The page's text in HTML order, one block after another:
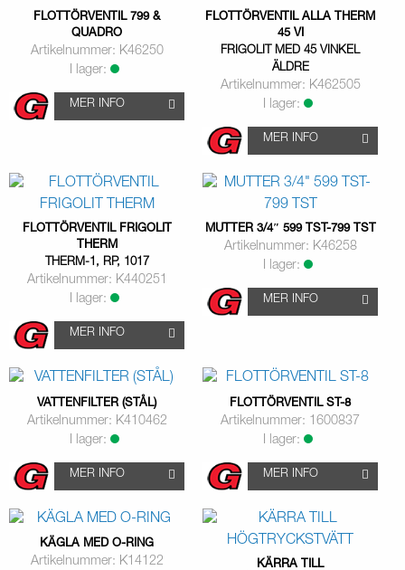
FLOTTÖRVENTIL 799 &
QUADRO
Artikelnummer: K46250
I lager:
MER INFO
FLOTTÖRVENTIL ALLA THERM
45 VI
FRIGOLIT MED 45 VINKEL
ÄLDRE
Artikelnummer: K462505
I lager:
MER INFO
FLOTTÖRVENTIL FRIGOLIT
THERM
THERM-1, RP, 1017
Artikelnummer: K440251
I lager:
MER INFO
MUTTER 3/4″ 599 TST-799 TST
Artikelnummer: K46258
I lager:
MER INFO
VATTENFILTER (STÅL)
Artikelnummer: K410462
I lager:
MER INFO
FLOTTÖRVENTIL ST-8
Artikelnummer: 1600837
I lager:
MER INFO
KÄGLA MED O-RING
Artikelnummer: K14122
KÄRRA TILL